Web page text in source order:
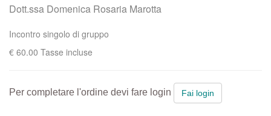
Dott.ssa Domenica Rosaria Marotta
Incontro singolo di gruppo
€ 60.00 Tasse incluse
Per completare l'ordine devi fare login Fai login